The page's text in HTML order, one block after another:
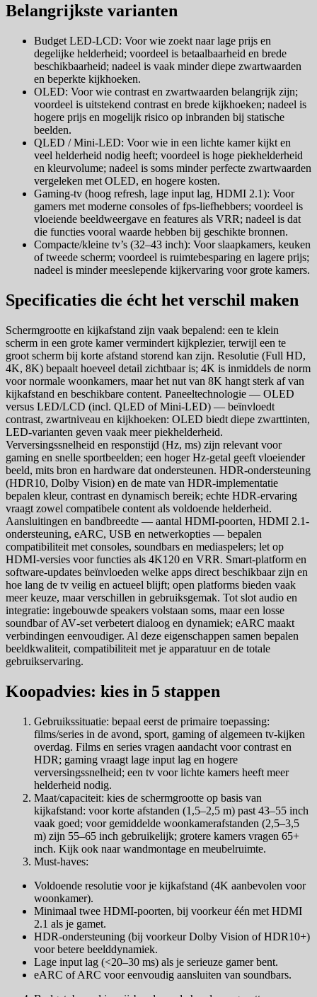
Belangrijkste varianten
Budget LED-LCD: Voor wie zoekt naar lage prijs en
degelijke helderheid; voordeel is betaalbaarheid en brede
beschikbaarheid; nadeel is vaak minder diepe zwartwaarden
en beperkte kijkhoeken.
OLED: Voor wie contrast en zwartwaarden belangrijk zijn;
voordeel is uitstekend contrast en brede kijkhoeken; nadeel is
hogere prijs en mogelijk risico op inbranden bij statische
beelden.
QLED / Mini-LED: Voor wie in een lichte kamer kijkt en
veel helderheid nodig heeft; voordeel is hoge piekhelderheid
en kleurvolume; nadeel is soms minder perfecte zwartwaarden
vergeleken met OLED, en hogere kosten.
Gaming-tv (hoog refresh, lage input lag, HDMI 2.1): Voor
gamers met moderne consoles of fps-liefhebbers; voordeel is
vloeiende beeldweergave en features als VRR; nadeel is dat
die functies vooral waarde hebben bij geschikte bronnen.
Compacte/kleine tv’s (32–43 inch): Voor slaapkamers, keuken
of tweede scherm; voordeel is ruimtebesparing en lagere prijs;
nadeel is minder meeslepende kijkervaring voor grote kamers.
Specificaties die écht het verschil maken
Schermgrootte en kijkafstand zijn vaak bepalend: een te klein
scherm in een grote kamer vermindert kijkplezier, terwijl een te
groot scherm bij korte afstand storend kan zijn. Resolutie (Full HD,
4K, 8K) bepaalt hoeveel detail zichtbaar is; 4K is inmiddels de norm
voor normale woonkamers, maar het nut van 8K hangt sterk af van
kijkafstand en beschikbare content. Paneeltechnologie — OLED
versus LED/LCD (incl. QLED of Mini-LED) — beïnvloedt
contrast, zwartniveau en kijkhoeken: OLED biedt diepe zwarttinten,
LED-varianten geven vaak meer piekhelderheid.
Verversingssnelheid en responstijd (Hz, ms) zijn relevant voor
gaming en snelle sportbeelden; een hoger Hz‑getal geeft vloeiender
beeld, mits bron en hardware dat ondersteunen. HDR-ondersteuning
(HDR10, Dolby Vision) en de mate van HDR-implementatie
bepalen kleur, contrast en dynamisch bereik; echte HDR-ervaring
vraagt zowel compatibele content als voldoende helderheid.
Aansluitingen en bandbreedte — aantal HDMI-poorten, HDMI 2.1-
ondersteuning, eARC, USB en netwerkopties — bepalen
compatibiliteit met consoles, soundbars en mediaspelers; let op
HDMI-versies voor functies als 4K120 en VRR. Smart-platform en
software-updates beïnvloeden welke apps direct beschikbaar zijn en
hoe lang de tv veilig en actueel blijft; open platforms bieden vaak
meer keuze, maar verschillen in gebruiksgemak. Tot slot audio en
integratie: ingebouwde speakers volstaan soms, maar een losse
soundbar of AV‑set verbetert dialoog en dynamiek; eARC maakt
verbindingen eenvoudiger. Al deze eigenschappen samen bepalen
beeldkwaliteit, compatibiliteit met je apparatuur en de totale
gebruikservaring.
Koopadvies: kies in 5 stappen
Gebruikssituatie: bepaal eerst de primaire toepassing:
films/series in de avond, sport, gaming of algemeen tv-kijken
overdag. Films en series vragen aandacht voor contrast en
HDR; gaming vraagt lage input lag en hogere
verversingssnelheid; een tv voor lichte kamers heeft meer
helderheid nodig.
Maat/capaciteit: kies de schermgrootte op basis van
kijkafstand: voor korte afstanden (1,5–2,5 m) past 43–55 inch
vaak goed; voor gemiddelde woonkamerafstanden (2,5–3,5
m) zijn 55–65 inch gebruikelijk; grotere kamers vragen 65+
inch. Kijk ook naar wandmontage en meubelruimte.
Must-haves:
Voldoende resolutie voor je kijkafstand (4K aanbevolen voor
woonkamer).
Minimaal twee HDMI-poorten, bij voorkeur één met HDMI
2.1 als je gamet.
HDR-ondersteuning (bij voorkeur Dolby Vision of HDR10+)
voor betere beelddynamiek.
Lage input lag (<20–30 ms) als je serieuze gamer bent.
eARC of ARC voor eenvoudig aansluiten van soundbars.